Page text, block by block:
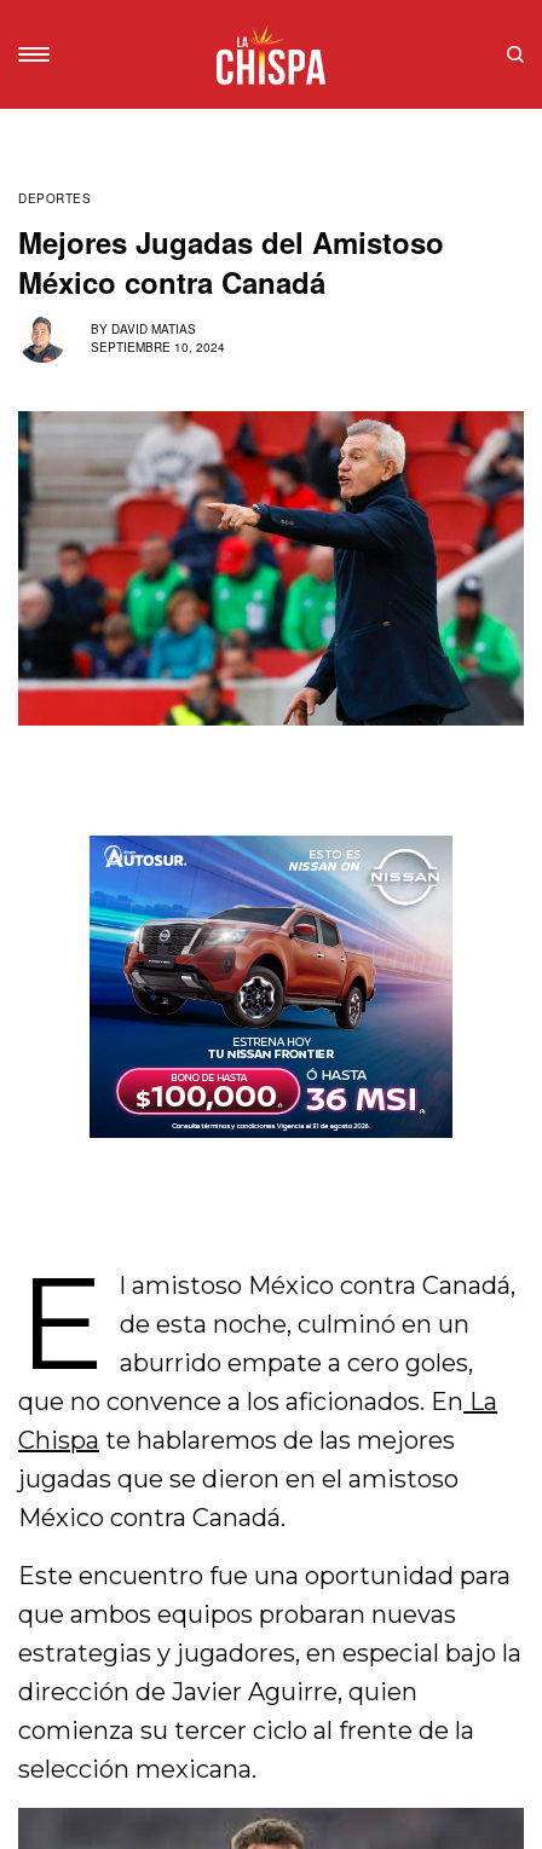
DEPORTES
Mejores Jugadas del Amistoso
México contra Canadá
BY DAVID MATIAS
SEPTIEMBRE 10, 2024
E
l amistoso México contra Canadá,
de esta noche, culminó en un
aburrido empate a cero goles,
que no convence a los aficionados. En La
Chispa te hablaremos de las mejores
jugadas que se dieron en el amistoso
México contra Canadá.
Este encuentro fue una oportunidad para
que ambos equipos probaran nuevas
estrategias y jugadores, en especial bajo la
dirección de Javier Aguirre, quien
comienza su tercer ciclo al frente de la
selección mexicana.